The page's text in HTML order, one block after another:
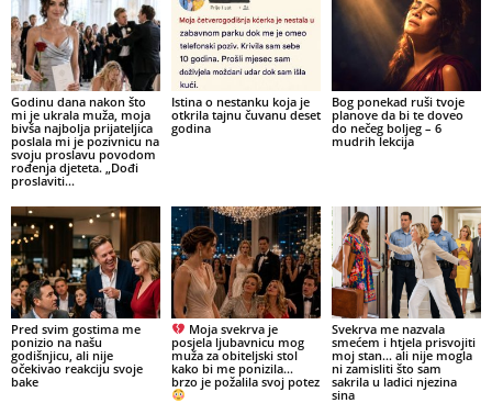
Godinu dana nakon što
mi je ukrala muža, moja
bivša najbolja prijateljica
poslala mi je pozivnicu na
svoju proslavu povodom
rođenja djeteta. „Dođi
proslaviti...
Istina o nestanku koja je
otkrila tajnu čuvanu deset
godina
Bog ponekad ruši tvoje
planove da bi te doveo
do nečeg boljeg – 6
mudrih lekcija
Pred svim gostima me
ponizio na našu
godišnjicu, ali nije
očekivao reakciju svoje
bake
Moja svekrva je
posjela ljubavnicu mog
muža za obiteljski stol
kako bi me ponizila…
brzo je požalila svoj potez
Svekrva me nazvala
smećem i htjela prisvojiti
moj stan… ali nije mogla
ni zamisliti što sam
sakrila u ladici njezina
sina